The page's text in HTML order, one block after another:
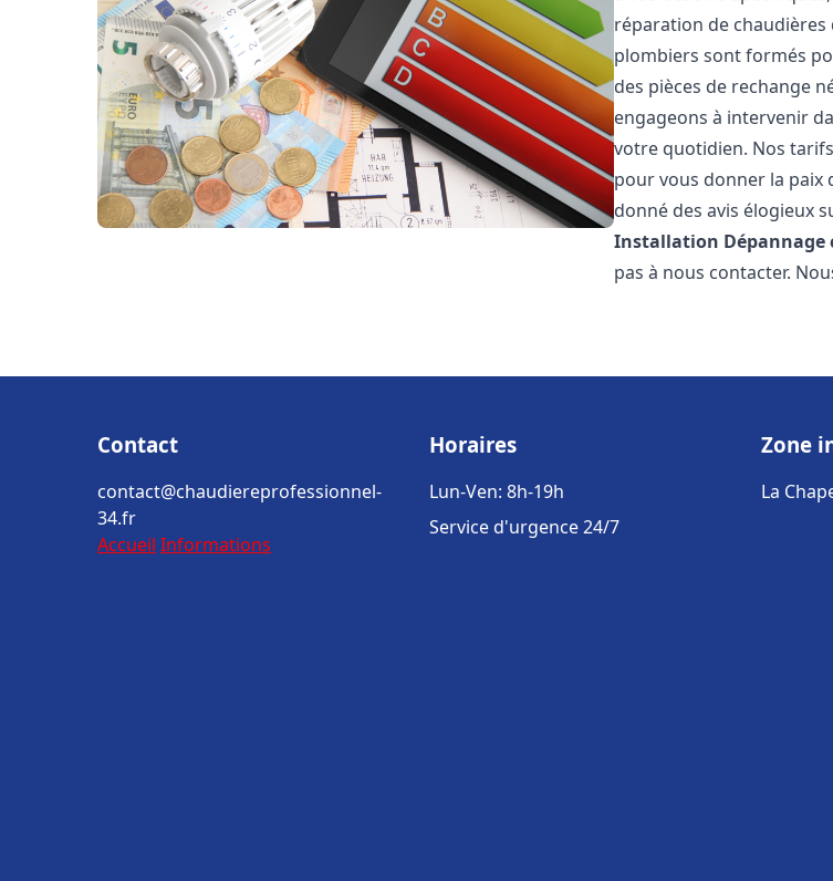
réparation de chaudières
plombiers sont formés
des pièces de rechange
engageons à intervenir
votre quotidien. Nos
pour vous donner la paix
donné des avis élogieux
Installation Dépannage
pas à nous contacter.
Contact
contact@chaudiereprofessionnel-
34.fr
Accueil Informations
Horaires
Lun-Ven: 8h-19h
Service d'urgence 24/7
Zone
La